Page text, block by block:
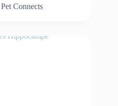
Pet Connects